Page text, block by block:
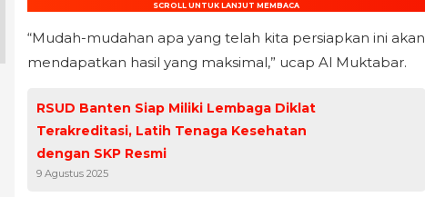
SCROLL UNTUK LANJUT MEMBACA
“Mudah-mudahan apa yang telah kita persiapkan ini akan
mendapatkan hasil yang maksimal,” ucap Al Muktabar.
‎RSUD Banten Siap Miliki Lembaga Diklat
Terakreditasi, Latih Tenaga Kesehatan
dengan SKP Resmi
9 Agustus 2025